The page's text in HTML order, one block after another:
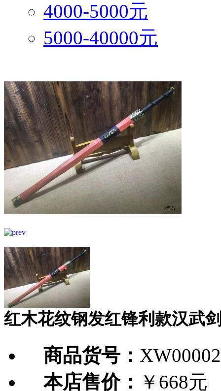
4000-5000元
5000-40000元
红木花纹钢发红锋利款汉武
商品货号：
本店售价： ￥668元